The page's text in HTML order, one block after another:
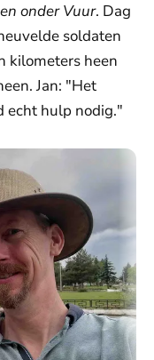
onder Vuur. Dag
soldaten
kilometers heen
Jan: "Het
echt hulp nodig."